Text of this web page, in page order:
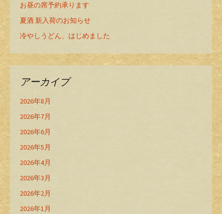
お昼の席予約承ります
夏酒 新入荷のお知らせ
冷やしうどん、はじめました
アーカイブ
2026年8月
2026年7月
2026年6月
2026年5月
2026年4月
2026年3月
2026年2月
2026年1月